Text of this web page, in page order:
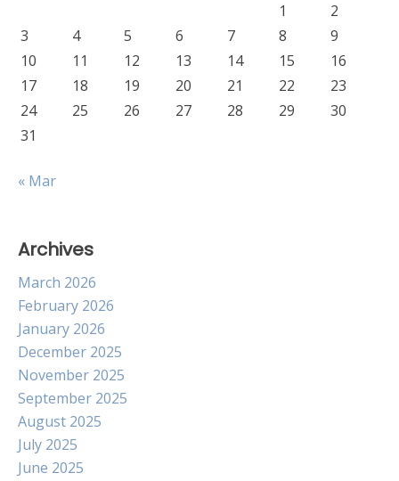
1
2
3
4 5 6 7 8
9
10
11 12 13 14 15
16
17
18 19 20 21 22
23
24
25 26 27 28 29
30
31
« Mar
Archives
March 2026
February 2026
January 2026
December 2025
November 2025
September 2025
August 2025
July 2025
June 2025